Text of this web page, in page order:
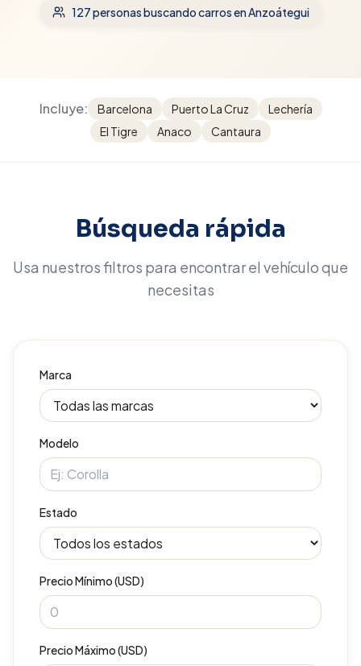
127personas buscando carrosen Anzoátegui
Incluye: Barcelona Puerto La Cruz
Lechería
El Tigre
Anaco Cantaura
Búsqueda rápida
Usa nuestros filtros para encontrar el vehículo que
necesitas
Marca
Modelo
Estado
Precio Mínimo (USD)
Precio Máximo (USD)